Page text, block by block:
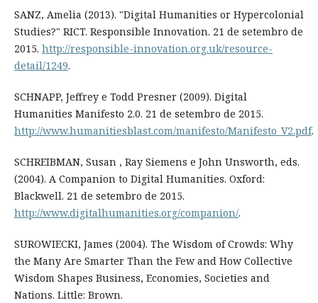
SANZ, Amelia (2013). "Digital Humanities or Hypercolonial
Studies?" RICT. Responsible Innovation. 21 de setembro de
2015. http://responsible-innovation.org.uk/resource-
detail/1249.
SCHNAPP, Jeffrey e Todd Presner (2009). Digital
Humanities Manifesto 2.0. 21 de setembro de 2015.
http://www.humanitiesblast.com/manifesto/Manifesto_V2.pdf.
SCHREIBMAN, Susan , Ray Siemens e John Unsworth, eds.
(2004). A Companion to Digital Humanities. Oxford:
Blackwell. 21 de setembro de 2015.
http://www.digitalhumanities.org/companion/.
SUROWIECKI, James (2004). The Wisdom of Crowds: Why
the Many Are Smarter Than the Few and How Collective
Wisdom Shapes Business, Economies, Societies and
Nations. Little: Brown.